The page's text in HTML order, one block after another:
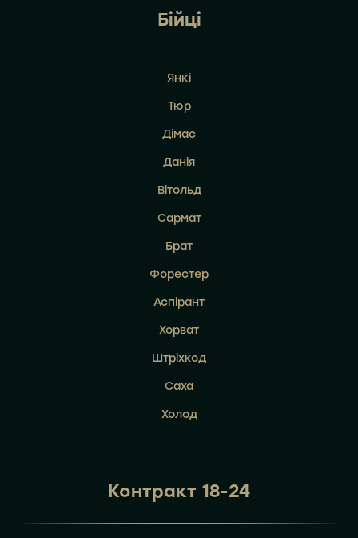
Бійці
Янкі
Тюр
Дімас
Данія
Вітольд
Сармат
Брат
Форестер
Аспірант
Хорват
Штріхкод
Саха
Холод
Контракт 18-24